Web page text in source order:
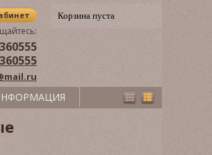
Корзина пуста